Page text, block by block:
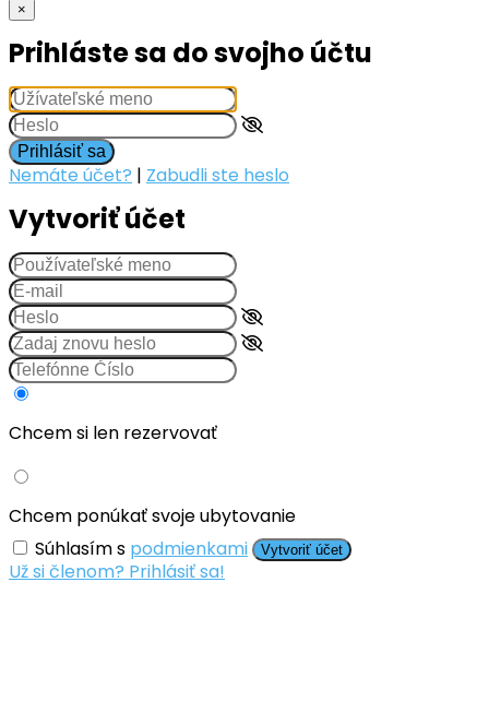
×
Prihláste sa do svojho účtu
Prihlásiť sa
Nemáte účet? | Zabudli ste heslo
Vytvoriť účet
Chcem si len rezervovať
Chcem ponúkať svoje ubytovanie
Súhlasím s podmienkami Vytvoriť účet
Už si členom? Prihlásiť sa!